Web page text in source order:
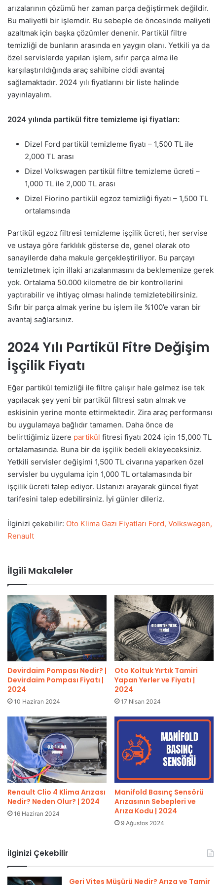
arızalarının çözümü her zaman parça değiştirmek değildir.
Bu maliyetli bir işlemdir. Bu sebeple de öncesinde maliyeti
azaltmak için başka çözümler denenir. Partikül filtre
temizliği de bunların arasında en yaygın olanı. Yetkili ya da
özel servislerde yapılan işlem, sıfır parça alma ile
karşılaştırıldığında araç sahibine ciddi avantaj
sağlamaktadır. 2024 yılı fiyatlarını bir liste halinde
yayınlayalım.
2024 yılında partikül fitre temizleme işi fiyatları:
Dizel Ford partikül temizleme fiyatı – 1,500 TL ile
2,000 TL arası
Dizel Volkswagen partikül filtre temizleme ücreti –
1,000 TL ile 2,000 TL arası
Dizel Fiorino partikül egzoz temizliği fiyatı – 1,500 TL
ortalamsında
Partikül egzoz filtresi temizleme işçilik ücreti, her servise
ve ustaya göre farklılık gösterse de, genel olarak oto
sanayilerde daha makule gerçekleştiriliyor. Bu parçayı
temizletmek için illaki arızalanmasını da beklemenize gerek
yok. Ortalama 50.000 kilometre de bir kontrollerini
yaptırabilir ve ihtiyaç olması halinde temizletebilirsiniz.
Sıfır bir parça almak yerine bu işlem ile %100’e varan bir
avantaj sağlarsınız.
2024 Yılı Partikül Fitre Değişim
İşçilik Fiyatı
Eğer partikül temizliği ile filtre çalışır hale gelmez ise tek
yapılacak şey yeni bir partikül filtresi satın almak ve
eskisinin yerine monte ettirmektedir. Zira araç performansı
bu uygulamaya bağlıdır tamamen. Daha önce de
belirttiğimiz üzere partikül fitresi fiyatı 2024 için 15,000 TL
ortalamasında. Buna bir de işçilik bedeli ekleyeceksiniz.
Yetkili servisler değişimi 1,500 TL civarına yaparken özel
servisler bu uygulama için 1,000 TL ortalamasında bir
işçilik ücreti talep ediyor. Ustanızı arayarak güncel fiyat
tarifesini talep edebilirsiniz. İyi günler dileriz.
İlginizi çekebilir: Oto Klima Gazı Fiyatları Ford, Volkswagen,
Renault
İlgili Makaleler
Devirdaim Pompası Nedir? |
Devirdaim Pompası Fiyatı |
2024
10 Haziran 2024
Oto Koltuk Yırtık Tamiri
Yapan Yerler ve Fiyatı |
2024
17 Nisan 2024
Renault Clio 4 Klima Arızası
Nedir? Neden Olur? | 2024
16 Haziran 2024
Manifold Basınç Sensörü
Arızasının Sebepleri ve
Arıza Kodu | 2024
9 Ağustos 2024
İlginizi Çekebilir
Geri Vites Müşürü Nedir? Arıza ve Tamir